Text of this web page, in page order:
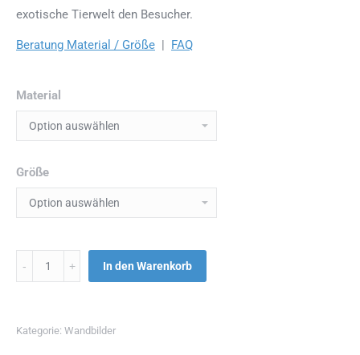
exotische Tierwelt den Besucher.
Beratung Material / Größe | FAQ
Material
Größe
Menge In den Warenkorb
Kategorie: Wandbilder